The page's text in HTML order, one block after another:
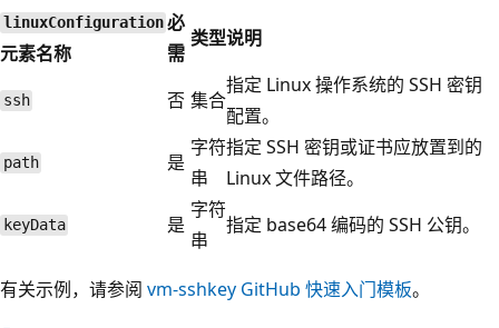
linuxConfiguration
元素名称
必
需
类型说明
ssh 否 集合
指定 Linux 操作系统的 SSH 密钥
配置。
path 是
字符
串
指定 SSH 密钥或证书应放置到的
Linux 文件路径。
keyData 是
字符
串
指定 base64 编码的 SSH 公钥。
有关示例，请参阅 vm-sshkey GitHub 快速入门模板。